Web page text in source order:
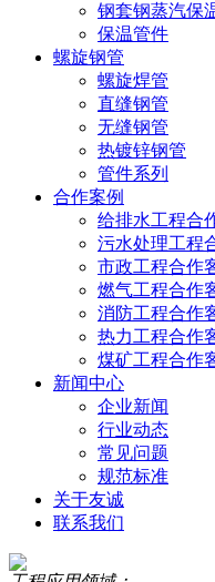
钢套钢蒸汽保
保温管件
螺旋钢管
螺旋焊管
直缝钢管
无缝钢管
热镀锌钢管
管件系列
合作案例
给排水工程合
污水处理工程
市政工程合作
燃气工程合作
消防工程合作
热力工程合作
煤矿工程合作
新闻中心
企业新闻
行业动态
常见问题
规范标准
关于友诚
联系我们